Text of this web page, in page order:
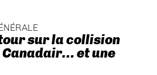
sur la collision
Canadair… et une